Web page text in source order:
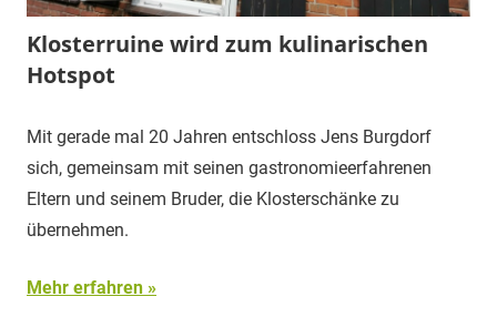
Klosterruine wird zum kulinarischen
Hotspot
Mit gerade mal 20 Jahren entschloss Jens Burgdorf
sich, gemeinsam mit seinen gastronomieerfahrenen
Eltern und seinem Bruder, die Klosterschänke zu
übernehmen.
Mehr erfahren